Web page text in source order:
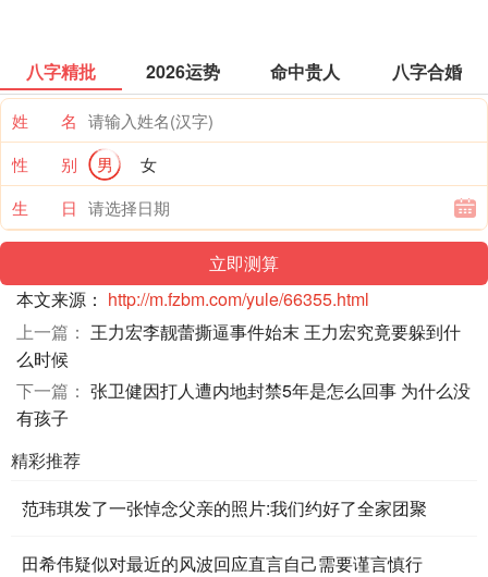
八字精批 2026运势 命中贵人 八字合婚
姓 名
性 别
男
女
生 日
本文来源： http://m.fzbm.com/yule/66355.html
上一篇： 王力宏李靓蕾撕逼事件始末 王力宏究竟要躲到什
么时候
下一篇： 张卫健因打人遭内地封禁5年是怎么回事 为什么没
有孩子
精彩推荐
范玮琪发了一张悼念父亲的照片:我们约好了全家团聚
田希伟疑似对最近的风波回应直言自己需要谨言慎行